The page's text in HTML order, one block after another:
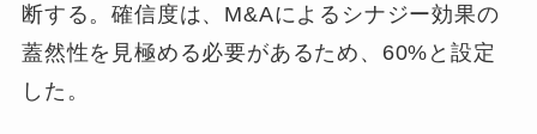
断する。確信度は、M&Aによるシナジー効果の
蓋然性を見極める必要があるため、60%と設定
した。